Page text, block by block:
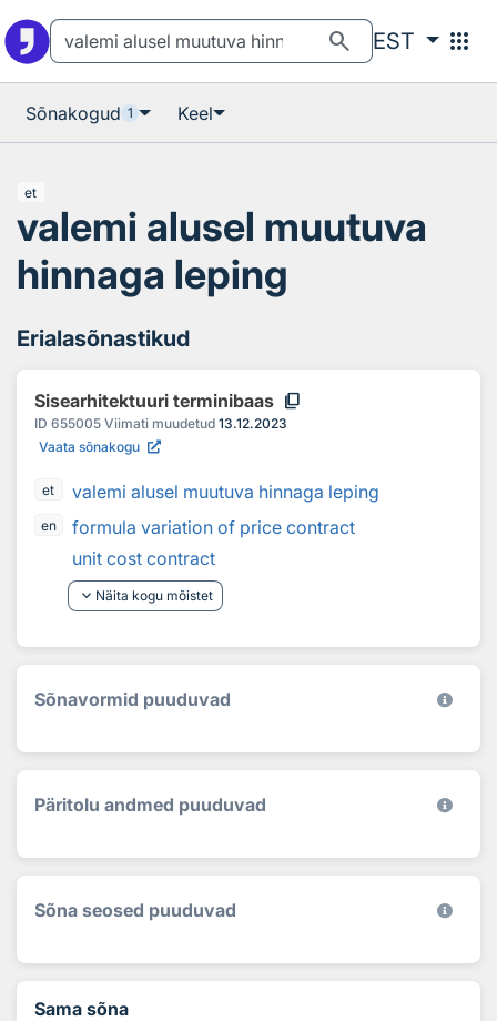
search EST apps
Sõnakogud 1 Keel
et
valemi alusel muutuva
hinnaga leping
Erialasõnastikud
Sisearhitektuuri terminibaas content_copy
ID 655005 Viimati muudetud 13.12.2023
Vaata sõnakogu
et valemi alusel muutuva hinnaga leping
en
formula variation of price contract
unit cost contract
keyboard_arrow_down Näita kogu mõistet
Sõnavormid puuduvad
Päritolu andmed puuduvad
Sõna seosed puuduvad
Sama sõna